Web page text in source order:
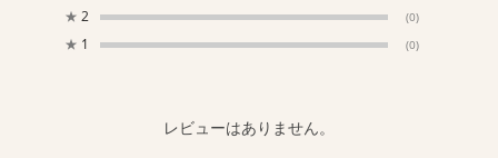
★ 2 (0)
★ 1 (0)
レビューはありません。